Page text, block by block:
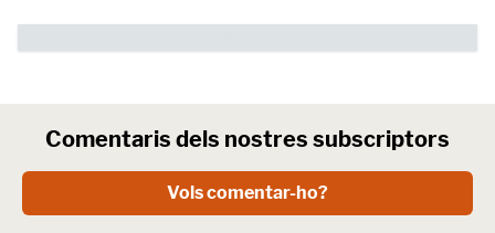
Comentaris dels nostres subscriptors
Vols comentar-ho?